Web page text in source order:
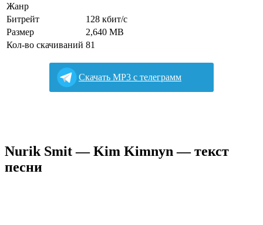
Жанр
Битрейт
128 кбит/с
Размер
2,640 MB
Кол-во скачиваний 81
Cкачать MP3 с телеграмм
Nurik Smit — Kim Kimnyn — текст
песни